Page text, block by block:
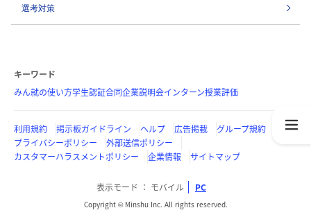
選考対策
キーワード
みん就の使い方学生認証合同企業説明会インターン授業評価
利用規約 掲示板ガイドライン ヘルプ 広告掲載
グループ規約
プライバシーポリシー
外部送信ポリシー
カスタマーハラスメントポリシー
企業情報 サイトマップ
表示モード モバイル PC
Copyright © Minshu Inc. All rights reserved.